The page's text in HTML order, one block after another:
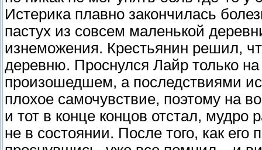
Истерика плавно закончилась
пастух из совсем маленькой
изнеможения. Крестьянин решил,
деревню. Проснулся Лайр только
произошедшем, а последствиями
плохое самочувствие, поэтому на
и тот в конце концов отстал, мудро
не в состоянии. После того, как